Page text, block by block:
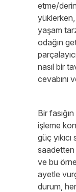
etme/
yaşam
odağın
nasıl bir
cevabını
Bir
işleme
güç
ve bu
ayetle
durum,